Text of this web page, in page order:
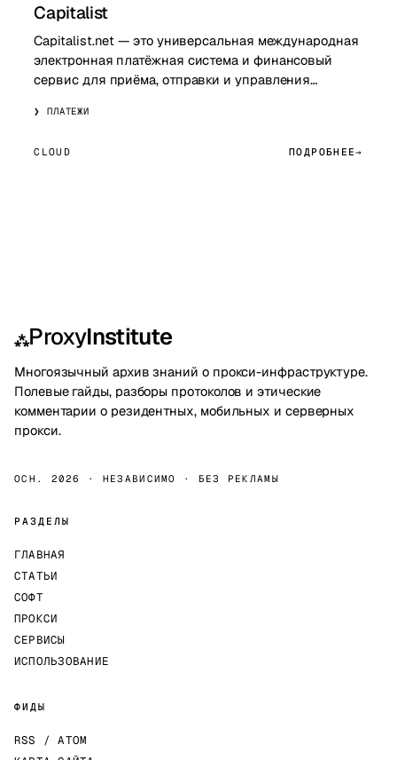
Capitalist
Capitalist.net — это универсальная международная
электронная платёжная система и финансовый
сервис для приёма, отправки и управления
кошелькам…
ПЛАТЕЖИ
CLOUD ПОДРОБНЕЕ
⁂ProxyInstitute
Многоязычный архив знаний о прокси-инфраструктуре.
Полевые гайды, разборы протоколов и этические
комментарии о резидентных, мобильных и серверных
прокси.
ОСН. 2026 · НЕЗАВИСИМО · БЕЗ РЕКЛАМЫ
РАЗДЕЛЫ
ГЛАВНАЯ
СТАТЬИ
СОФТ
ПРОКСИ
СЕРВИСЫ
ИСПОЛЬЗОВАНИЕ
ФИДЫ
RSS / ATOM